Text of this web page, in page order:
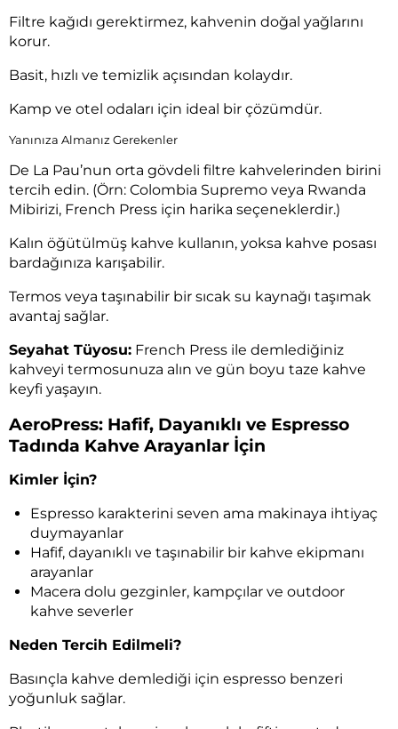
Filtre kağıdı gerektirmez, kahvenin doğal yağlarını
korur.
Basit, hızlı ve temizlik açısından kolaydır.
Kamp ve otel odaları için ideal bir çözümdür.
Yanınıza Almanız Gerekenler
De La Pau’nun orta gövdeli filtre kahvelerinden birini
tercih edin. (Örn: Colombia Supremo veya Rwanda
Mibirizi, French Press için harika seçeneklerdir.)
Kalın öğütülmüş kahve kullanın, yoksa kahve posası
bardağınıza karışabilir.
Termos veya taşınabilir bir sıcak su kaynağı taşımak
avantaj sağlar.
Seyahat Tüyosu: French Press ile demlediğiniz
kahveyi termosunuza alın ve gün boyu taze kahve
keyfi yaşayın.
AeroPress: Hafif, Dayanıklı ve Espresso
Tadında Kahve Arayanlar İçin
Kimler İçin?
Espresso karakterini seven ama makinaya ihtiyaç
duymayanlar
Hafif, dayanıklı ve taşınabilir bir kahve ekipmanı
arayanlar
Macera dolu gezginler, kampçılar ve outdoor
kahve severler
Neden Tercih Edilmeli?
Basınçla kahve demlediği için espresso benzeri
yoğunluk sağlar.